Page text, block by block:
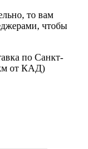
то вам
чтобы
по Санкт-
от КАД)